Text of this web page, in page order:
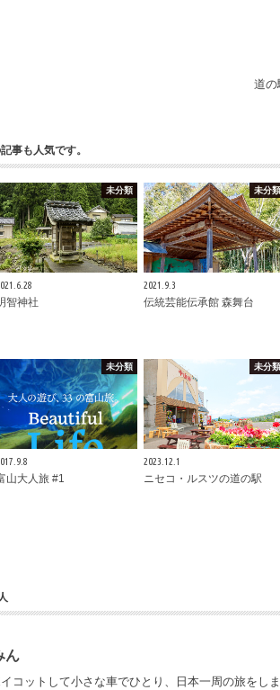
道の
事も人気です。
未分類
智神社
未分類
2021.9.3
伝統芸能伝承館 森舞台
未分類
山大人旅 #1
未分類
2023.12.1
ニセコ・ルスツの道の駅
ん
コットして小さな車でひとり、日本一周の旅をし